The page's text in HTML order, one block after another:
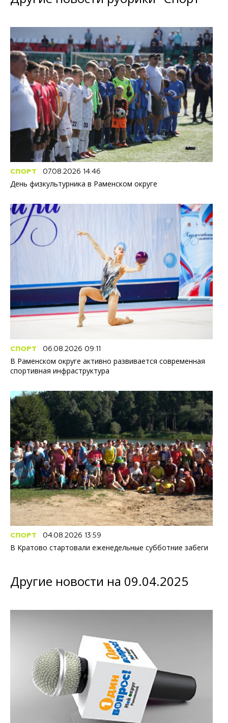
СПОРТ 07.08.2026 14:46
День физкультурника в Раменском округе
СПОРТ 06.08.2026 09:11
В Раменском округе активно развивается современная
спортивная инфраструктура
СПОРТ 04.08.2026 13:59
В Кратово стартовали еженедельные субботние забеги
Другие новости на 09.04.2025